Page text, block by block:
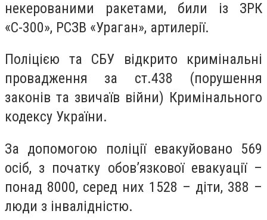
некерованими ракетами, били із ЗРК
«С-300», РСЗВ «Ураган», артилерії.
Поліцією та СБУ відкрито кримінальні
провадження за ст.438 (порушення
законів та звичаїв війни) Кримінального
кодексу України.
За допомогою поліції евакуйовано 569
осіб, з початку обов’язкової евакуації –
понад 8000, серед них 1528 – діти, 388 –
люди з інвалідністю.